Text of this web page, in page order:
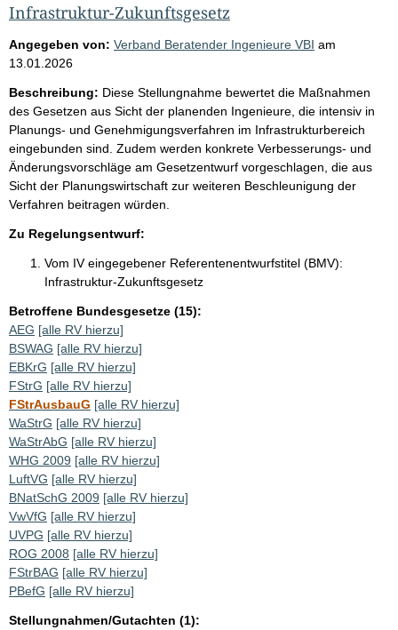
Infrastruktur-Zukunftsgesetz
Angegeben von: Verband Beratender Ingenieure VBI am
13.01.2026
Beschreibung: Diese Stellungnahme bewertet die Maßnahmen
des Gesetzen aus Sicht der planenden Ingenieure, die intensiv in
Planungs- und Genehmigungsverfahren im Infrastrukturbereich
eingebunden sind. Zudem werden konkrete Verbesserungs- und
Änderungsvorschläge am Gesetzentwurf vorgeschlagen, die aus
Sicht der Planungswirtschaft zur weiteren Beschleunigung der
Verfahren beitragen würden.
Zu Regelungsentwurf:
Vom IV eingegebener Referentenentwurfstitel (BMV):
Infrastruktur-Zukunftsgesetz
Betroffene Bundesgesetze (15):
AEG [alle RV hierzu]
BSWAG [alle RV hierzu]
EBKrG [alle RV hierzu]
FStrG [alle RV hierzu]
FStrAusbauG [alle RV hierzu]
WaStrG [alle RV hierzu]
WaStrAbG [alle RV hierzu]
WHG 2009 [alle RV hierzu]
LuftVG [alle RV hierzu]
BNatSchG 2009 [alle RV hierzu]
VwVfG [alle RV hierzu]
UVPG [alle RV hierzu]
ROG 2008 [alle RV hierzu]
FStrBAG [alle RV hierzu]
PBefG [alle RV hierzu]
Stellungnahmen/Gutachten (1):